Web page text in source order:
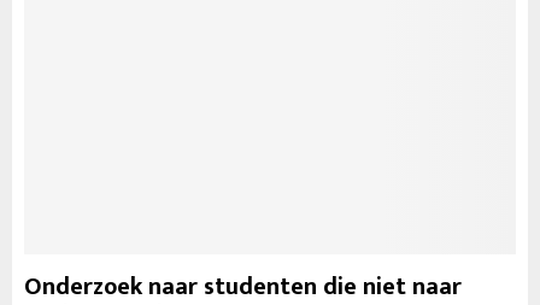
Onderzoek naar studenten die niet naar